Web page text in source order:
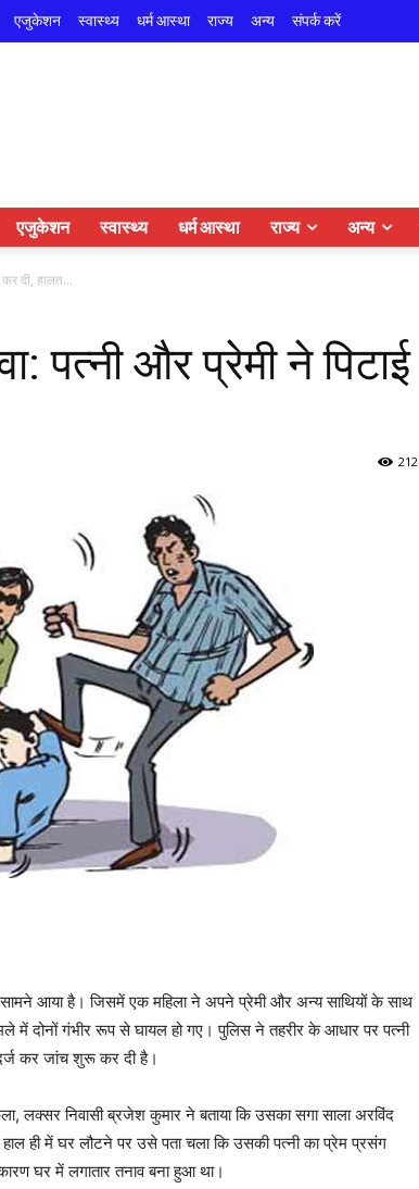
एजुकेशन स्वास्थ्य धर्म आस्था राज्य अन्य संपर्क करें
एजुकेशन स्वास्थ्य धर्म आस्था राज्य अन्य
कर दी, हालत...
पत्नी और प्रेमी ने पिटाई
212
सामने आया है। जिसमें एक महिला ने अपने प्रेमी और अन्य साथियों के साथ
में दोनों गंभीर रूप से घायल हो गए। पुलिस ने तहरीर के आधार पर पत्नी
कर जांच शुरू कर दी है।
लक्सर निवासी ब्रजेश कुमार ने बताया कि उसका सगा साला अरविंद
ही में घर लौटने पर उसे पता चला कि उसकी पत्नी का प्रेम प्रसंग
घर में लगातार तनाव बना हुआ था।